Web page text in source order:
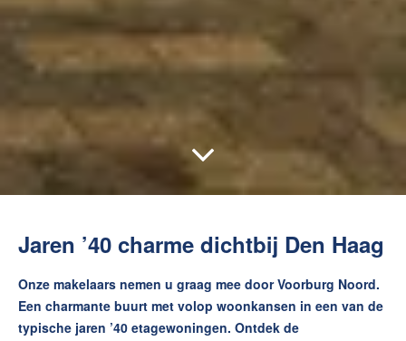
Jaren ’40 charme dichtbij Den Haag
Onze makelaars nemen u graag mee door Voorburg Noord.
Een charmante buurt met volop woonkansen in een van de
typische jaren ’40 etagewoningen. Ontdek de